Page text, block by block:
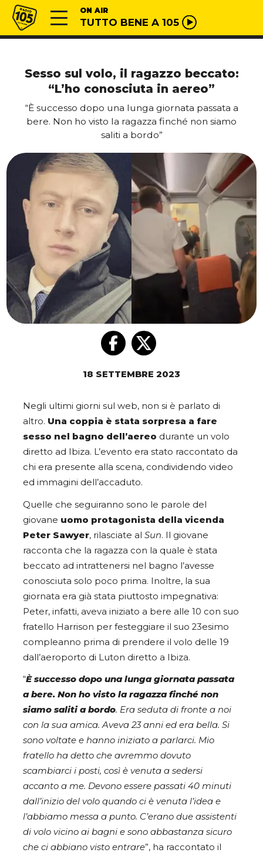
Vai al contenuto
Radio 105 ON AIR
TUTTO BENE A 105
Sesso sul volo, il ragazzo beccato:
“L’ho conosciuta in aereo”
“È successo dopo una lunga giornata passata a
bere. Non ho visto la ragazza finché non siamo
saliti a bordo”
18 SETTEMBRE 2023
Negli ultimi giorni sul web, non si è parlato di
altro. Una coppia è stata sorpresa a fare
sesso nel bagno dell’aereo durante un volo
diretto ad Ibiza. L’evento era stato raccontato da
chi era presente alla scena, condividendo video
ed immagini dell’accaduto.
Quelle che seguiranno sono le parole del
giovane uomo protagonista della vicenda
Peter Sawyer, rilasciate al Sun. Il giovane
racconta che la ragazza con la quale è stata
beccato ad intrattenersi nel bagno l’avesse
conosciuta solo poco prima. Inoltre, la sua
giornata era già stata piuttosto impegnativa:
Peter, infatti, aveva iniziato a bere alle 10 con suo
fratello Harrison per festeggiare il suo 23esimo
compleanno prima di prendere il volo delle 19
dall’aeroporto di Luton diretto a Ibiza.
“È successo dopo una lunga giornata passata
a bere. Non ho visto la ragazza finché non
siamo saliti a bordo. Era seduta di fronte a noi
con la sua amica. Aveva 23 anni ed era bella. Si
sono voltate e hanno iniziato a parlarci. Mio
fratello ha detto che avremmo dovuto
scambiarci i posti, così è venuta a sedersi
accanto a me. Devono essere passati 40 minuti
dall’inizio del volo quando ci è venuta l’idea e
l’abbiamo messa a punto. C’erano due assistenti
di volo vicino ai bagni e sono abbastanza sicuro
che ci abbiano visto entrare”, ha raccontato il